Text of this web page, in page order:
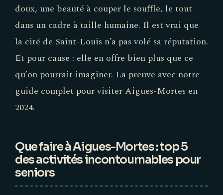
doux, une beauté à couper le souffle, le tout
dans un cadre à taille humaine. Il est vrai que
la cité de Saint-Louis n’a pas volé sa réputation.
Et pour cause : elle en offre bien plus que ce
qu’on pourrait imaginer. La preuve avec notre
guide complet pour visiter Aigues-Mortes en
2024.
Que faire à Aigues-Mortes : top 5
des activités incontournables pour
seniors